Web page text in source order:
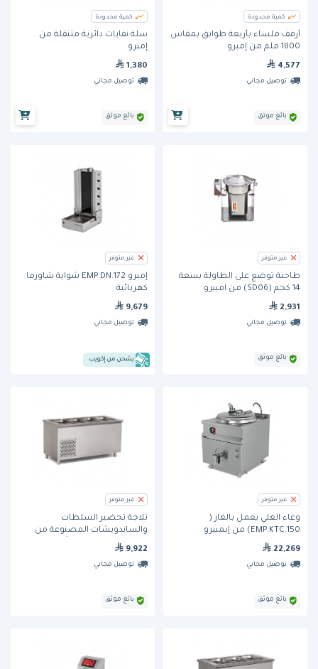
كمية محدودة
أرفف ملساء بأربعة طوابق بمقاس
1800 ملم من إمبرو
4,577
توصيل مجاني
بائع موثق
كمية محدودة
سلة نفايات دائرية متنقلة من
إمبرو
1,380
توصيل مجاني
بائع موثق
غير متوفر
طاحنة توضع على الطاولة بسعة
14 كجم (SD06) من امبيرو
2,931
توصيل مجاني
بائع موثق
غير متوفر
إمبرو EMP.DN.172 شواية شاورما
كهربائية
9,679
توصيل مجاني
يشحن من إكويب
غير متوفر
وعاء الغلي يعمل بالغاز (
EMP.KTC.150) من إيمبيرو
22,269
توصيل مجاني
بائع موثق
غير متوفر
ثلاجة تحضير السلطات
والساندويشات المصنوعة من
أوعية مع حاجز حماية و طاولة
للصواني (EMP.BSS.40) من إي
9,922
توصيل مجاني
بائع موثق